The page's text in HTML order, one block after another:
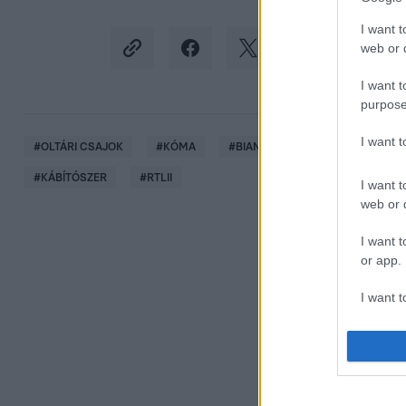
I want
web or
I want
I want
I want
web or
I want
or app.
I want
I want
#OLTÁRI CSAJOK #KÓMA #BIANKA #
#KÁBÍTÓSZER #RTLII